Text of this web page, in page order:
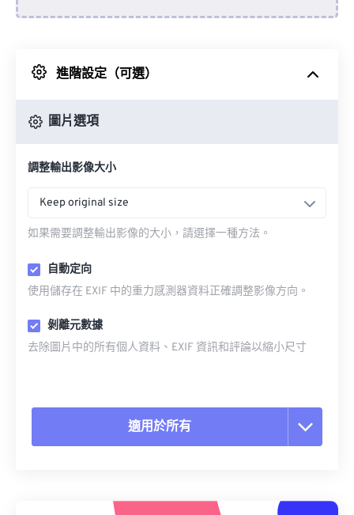
來自 Google 雲端硬碟
進階設定（可選）
圖片選項
調整輸出影像大小
Keep original size
如果需要調整輸出影像的大小，請選擇一種方法。
自動定向
使用儲存在 EXIF 中的重力感測器資料正確調整影像方向。
剝離元數據
去除圖片中的所有個人資料、EXIF 資訊和評論以縮小尺寸
適用於所有